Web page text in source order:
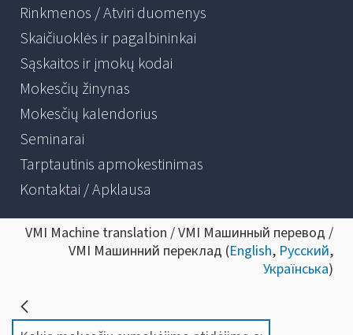
Rinkmenos / Atviri duomenys
Skaičiuoklės ir pagalbininkai
Sąskaitos ir įmokų kodai
Mokesčių žinynas
Mokesčių kalendorius
Seminarai
Tarptautinis apmokestinimas
Kontaktai / Apklausa
VMI Machine translation / VMI Машинный перевод /
VMI Машинний переклад (English, Русский,
Українська)